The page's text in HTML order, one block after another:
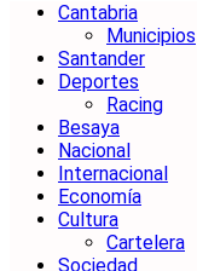
Cantabria
Municipios
Santander
Deportes
Racing
Besaya
Nacional
Internacional
Economía
Cultura
Cartelera
Sociedad